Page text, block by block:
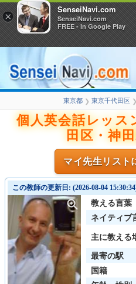
東京都 ❯ 東京千代田区 ❯
個人英会話レッス
田区・神
マイ先生リスト
この教師の更新日: (2026-08-04
教える言葉
ネイティブ
主に教える
最寄の駅
国籍
×
SenseiNavi.com
SenseiNavi.com
FREE - In Google Play